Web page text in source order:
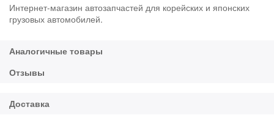
Интернет-магазин автозапчастей для корейских и японских
грузовых автомобилей.